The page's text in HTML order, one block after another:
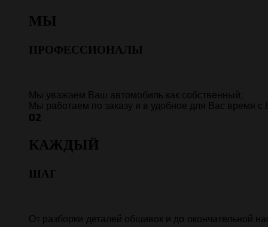
МЫ
ПРОФЕССИОНАЛЫ
Мы уважаем Ваш автомобиль как собственный;
Мы работаем по заказу и в удобное для Вас время с
02
КАЖДЫЙ
ШАГ
От разборки деталей обшивок и до окончательной